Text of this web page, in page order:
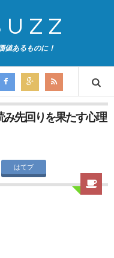
値あるものに！
先回りを果たす心理
はてブ